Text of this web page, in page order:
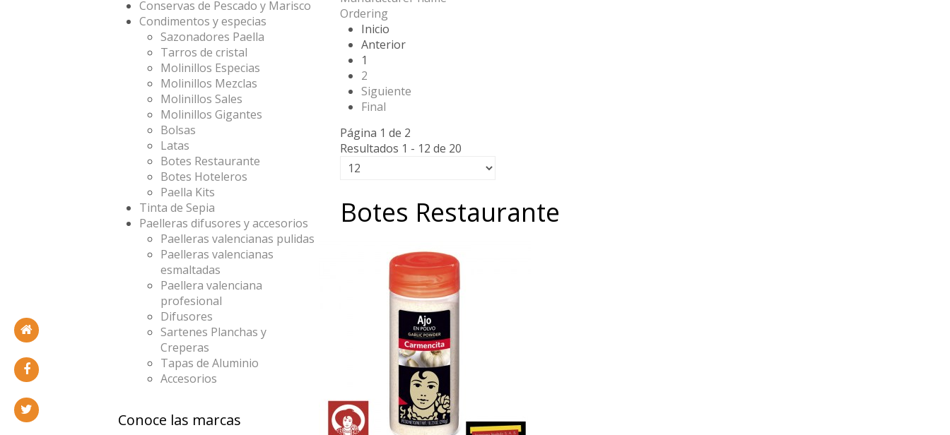
Ordering
Inicio
Anterior
1
2
Siguiente
Final
Página 1 de 2
Resultados 1 - 12 de 20
Botes Restaurante
Conservas de Pescado y Marisco
Condimentos y especias
Sazonadores Paella
Tarros de cristal
Molinillos Especias
Molinillos Mezclas
Molinillos Sales
Molinillos Gigantes
Bolsas
Latas
Botes Restaurante
Botes Hoteleros
Paella Kits
Tinta de Sepia
Paelleras difusores y accesorios
Paelleras valencianas pulidas
Paelleras valencianas
esmaltadas
Paellera valenciana
profesional
Difusores
Sartenes Planchas y
Creperas
Tapas de Aluminio
Accesorios
Conoce las marcas